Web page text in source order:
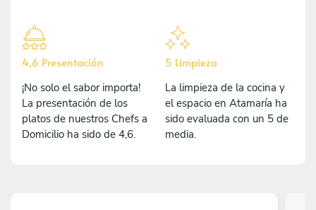
4,6 Presentación
¡No solo el sabor importa!
La presentación de los
platos de nuestros Chefs a
Domicilio ha sido de 4,6.
5 Limpieza
La limpieza de la cocina y
el espacio en Atamaría ha
sido evaluada con un 5 de
media.